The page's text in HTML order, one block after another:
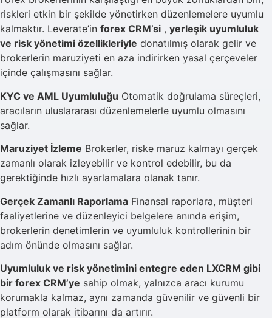
riskleri etkin bir şekilde yönetirken düzenlemelere uyumlu
kalmaktır. Leverate’in forex CRM’si , yerleşik uyumluluk
ve risk yönetimi özellikleriyle donatılmış olarak gelir ve
brokerlerin maruziyeti en aza indirirken yasal çerçeveler
içinde çalışmasını sağlar.
KYC ve AML Uyumluluğu Otomatik doğrulama süreçleri,
aracıların uluslararası düzenlemelerle uyumlu olmasını
sağlar.
Maruziyet İzleme Brokerler, riske maruz kalmayı gerçek
zamanlı olarak izleyebilir ve kontrol edebilir, bu da
gerektiğinde hızlı ayarlamalara olanak tanır.
Gerçek Zamanlı Raporlama Finansal raporlara, müşteri
faaliyetlerine ve düzenleyici belgelere anında erişim,
brokerlerin denetimlerin ve uyumluluk kontrollerinin bir
adım önünde olmasını sağlar.
Uyumluluk ve risk yönetimini entegre eden LXCRM gibi
bir forex CRM’ye sahip olmak, yalnızca aracı kurumu
korumakla kalmaz, aynı zamanda güvenilir ve güvenli bir
platform olarak itibarını da artırır.